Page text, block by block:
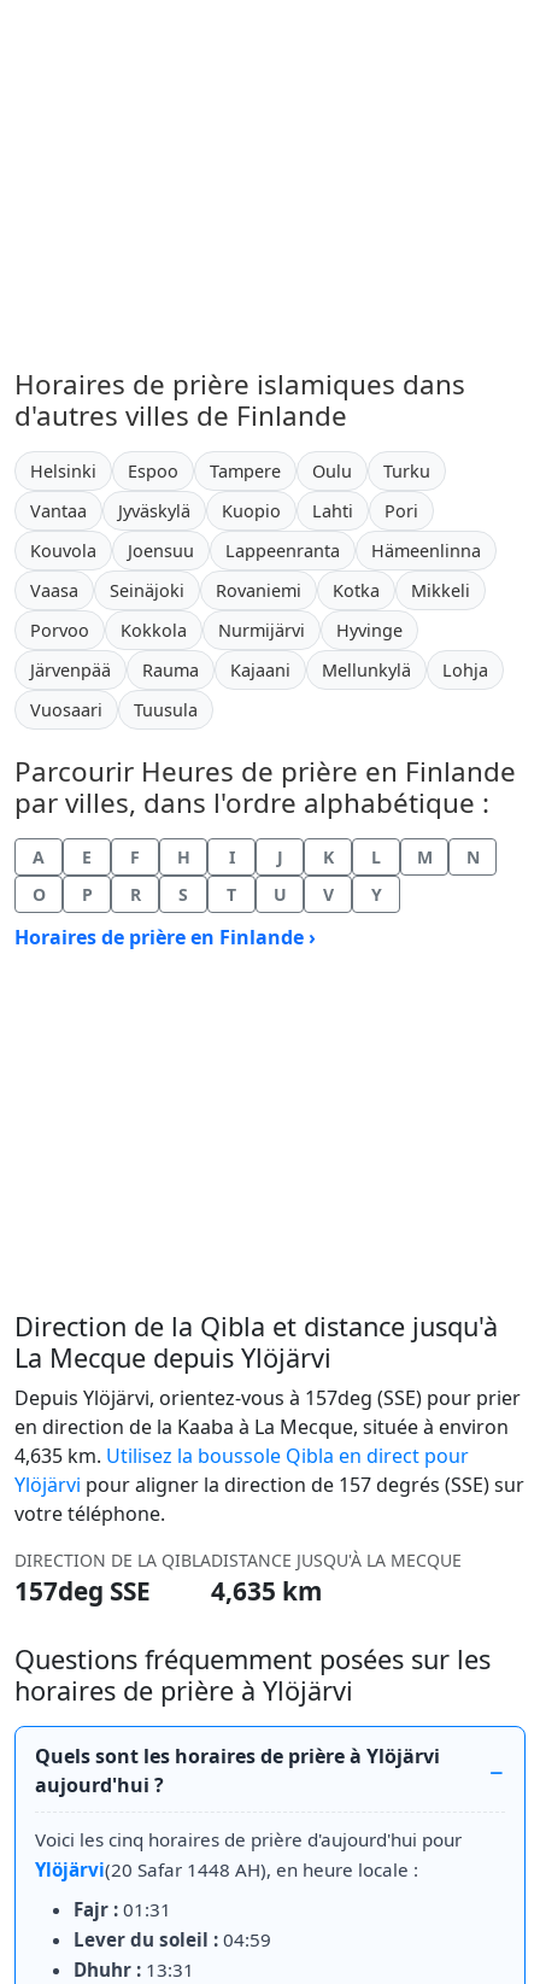
Horaires de prière islamiques dans
d'autres villes de Finlande
Helsinki Espoo Tampere Oulu
Turku
Vantaa
Jyväskylä Kuopio Lahti
Pori
Kouvola
Joensuu Lappeenranta
Hämeenlinna
Vaasa
Seinäjoki Rovaniemi Kotka
Mikkeli
Porvoo
Kokkola Nurmijärvi
Hyvinge
Järvenpää
Rauma Kajaani Mellunkylä
Lohja
Vuosaari
Tuusula
Parcourir Heures de prière en Finlande
par villes, dans l'ordre alphabétique :
A E F H I J K L M
N
O
P R S T U V Y
Horaires de prière en Finlande ›
Direction de la Qibla et distance jusqu'à
La Mecque depuis Ylöjärvi
Depuis Ylöjärvi, orientez-vous à 157deg (SSE) pour prier
en direction de la Kaaba à La Mecque, située à environ
4,635 km. Utilisez la boussole Qibla en direct pour
Ylöjärvi pour aligner la direction de 157 degrés (SSE) sur
votre téléphone.
DIRECTION DE LA QIBLA
157deg SSE
DISTANCE JUSQU'À LA MECQUE
4,635 km
Questions fréquemment posées sur les
horaires de prière à Ylöjärvi
Quels sont les horaires de prière à Ylöjärvi
aujourd'hui ?
Voici les cinq horaires de prière d'aujourd'hui pour
Ylöjärvi(20 Safar 1448 AH), en heure locale :
Fajr : 01:31
Lever du soleil : 04:59
Dhuhr : 13:31